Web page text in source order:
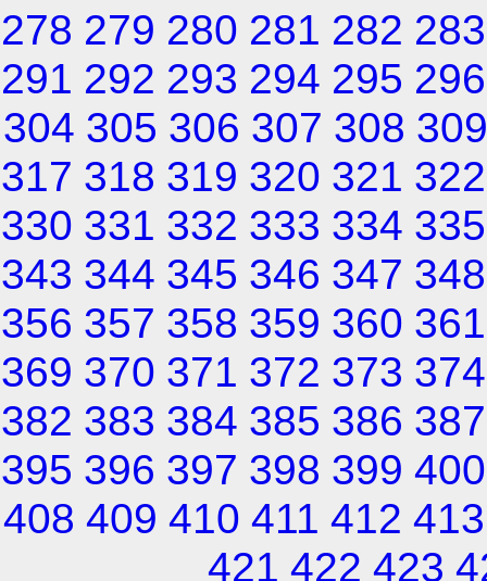
278 279 280 281 282 283
291 292 293 294 295 296
304 305 306 307 308 309
317 318 319 320 321 322
330 331 332 333 334 335
343 344 345 346 347 348
356 357 358 359 360 361
369 370 371 372 373 374
382 383 384 385 386 387
395 396 397 398 399 400
408 409 410 411 412 413
421 422 423